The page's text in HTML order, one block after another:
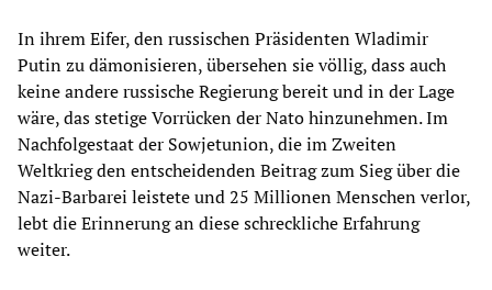
In ihrem Eifer, den russischen Präsidenten Wladimir
Putin zu dämonisieren, übersehen sie völlig, dass auch
keine andere russische Regierung bereit und in der Lage
wäre, das stetige Vorrücken der Nato hinzunehmen. Im
Nachfolgestaat der Sowjetunion, die im Zweiten
Weltkrieg den entscheidenden Beitrag zum Sieg über die
Nazi-Barbarei leistete und 25 Millionen Menschen verlor,
lebt die Erinnerung an diese schreckliche Erfahrung
weiter.